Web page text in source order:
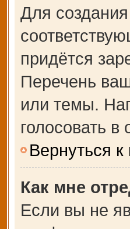
Для
придётся
Перечень
или темы.
голосовать в
Вернуться к
Как мне
Если вы не